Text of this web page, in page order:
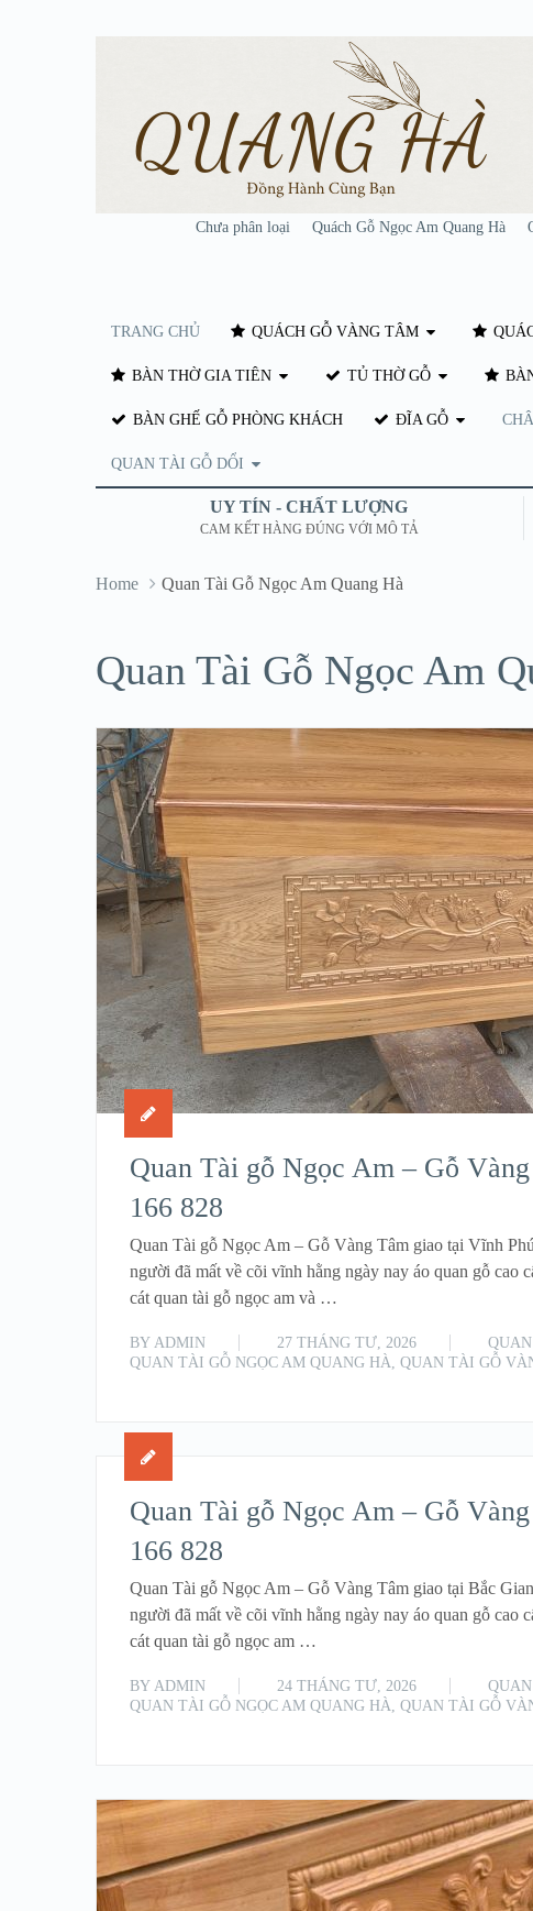
Chưa phân loại Quách Gỗ Ngọc Am Quang Hà
TRANG CHỦ QUÁCH GỖ VÀNG TÂM
BÀN THỜ GIA TIÊN TỦ THỜ GỖ
BÀN GHẾ GỖ PHÒNG KHÁCH ĐĨA GỖ
QUAN TÀI GỖ DỔI
UY TÍN - CHẤT LƯỢNG
CAM KẾT HÀNG ĐÚNG VỚI MÔ TẢ
Home Quan Tài Gỗ Ngọc Am Quang Hà
Quan Tài Gỗ Ngọc Am
Quan Tài gỗ Ngọc Am – Gỗ
166 828
Quan Tài gỗ Ngọc Am – Gỗ Vàng Tâm giao tại Vĩnh
người đã mất về cõi vĩnh hằng ngày nay áo quan gỗ cao
cát quan tài gỗ ngọc am và …
BY ADMIN 27 THÁNG TƯ, 2026
QUAN TÀI GỖ NGỌC AM QUANG HÀ ,QUAN TÀI GỖ
Quan Tài gỗ Ngọc Am – Gỗ
166 828
Quan Tài gỗ Ngọc Am – Gỗ Vàng Tâm giao tại Bắc
người đã mất về cõi vĩnh hằng ngày nay áo quan gỗ cao
cát quan tài gỗ ngọc am …
BY ADMIN 24 THÁNG TƯ, 2026
QUAN TÀI GỖ NGỌC AM QUANG HÀ ,QUAN TÀI GỖ